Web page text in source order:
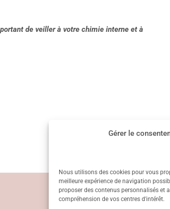
Gérer le
Nous utilisons des cookies pour vous
meilleure expérience de navigation
proposer des contenus personnalisés et
compréhension de vos centres d'intérêt.
de veiller à votre chimie interne et à
Paiement sécurisé